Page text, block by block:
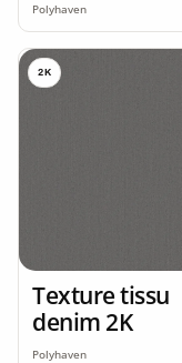
Polyhaven
2K
Texture tissu
denim 2K
Polyhaven